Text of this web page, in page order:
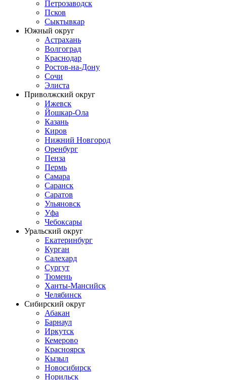
Петрозаводск
Псков
Сыктывкар
Южный округ
Астрахань
Волгоград
Краснодар
Ростов-на-Дону
Сочи
Элиста
Приволжский округ
Ижевск
Йошкар-Ола
Казань
Киров
Нижний Новгород
Оренбург
Пенза
Пермь
Самара
Саранск
Саратов
Ульяновск
Уфа
Чебоксары
Уральский округ
Екатеринбург
Курган
Салехард
Сургут
Тюмень
Ханты-Мансийск
Челябинск
Сибирский округ
Абакан
Барнаул
Иркутск
Кемерово
Красноярск
Кызыл
Новосибирск
Норильск